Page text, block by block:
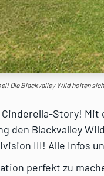
Die Blackvalley Wild holten
Story! Mit
den Blackvalley
III! Alle Infos
perfekt zu